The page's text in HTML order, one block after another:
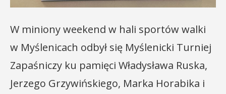
W miniony weekend w hali sportów walki
w Myślenicach odbył się Myślenicki Turniej
Zapaśniczy ku pamięci Władysława Ruska,
Jerzego Grzywińskiego, Marka Horabika i